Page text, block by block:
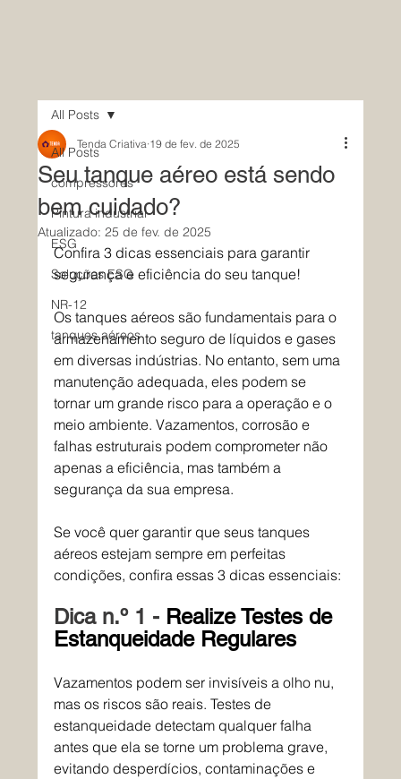
All Posts
compressores
Pintura industrial
ESG
Soluções ESG
NR-12
tanques aéreos
All Posts
Seu tanque aéreo está sendo
bem cuidado?
Tenda Criativa 19 de fev. de 2025
Atualizado:25 de fev. de 2025
Confira 3 dicas essenciais para garantir
segurança e eficiência do seu tanque!
Os tanques aéreos são fundamentais para o
armazenamento seguro de líquidos e gases
em diversas indústrias. No entanto, sem uma
manutenção adequada, eles podem se
tornar um grande risco para a operação e o
meio ambiente. Vazamentos, corrosão e
falhas estruturais podem comprometer não
apenas a eficiência, mas também a
segurança da sua empresa.
Se você quer garantir que seus tanques
aéreos estejam sempre em perfeitas
condições, confira essas 3 dicas essenciais:
Dica n.º 1 - Realize Testes de
Estanqueidade Regulares
Vazamentos podem ser invisíveis a olho nu,
mas os riscos são reais. Testes de
estanqueidade detectam qualquer falha
antes que ela se torne um problema grave,
evitando desperdícios, contaminações e